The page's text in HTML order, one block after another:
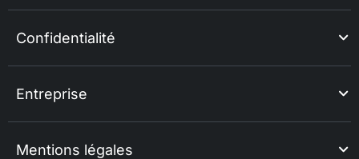
Confidentialité
Entreprise
Mentions légales